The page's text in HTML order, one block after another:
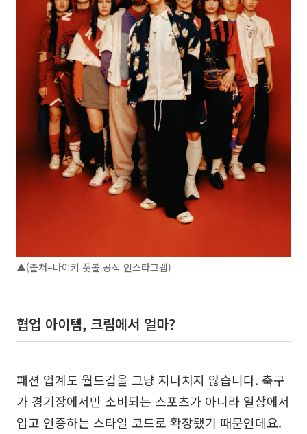
▲(출처=나이키 풋볼 공식 인스타그램)
협업 아이템, 크림에서 얼마?
패션 업계도 월드컵을 그냥 지나치지 않습니다. 축구
가 경기장에서만 소비되는 스포츠가 아니라 일상에서
입고 인증하는 스타일 코드로 확장됐기 때문인데요.